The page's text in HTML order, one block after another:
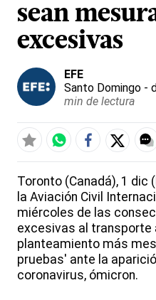
sean
excesivas
EFE
Santo Domingo -
min de lectura
Toronto (Canadá), 1 dic
la Aviación Civil
miércoles de las
excesivas al transporte
planteamiento más
pruebas' ante la
coronavirus, ómicron.